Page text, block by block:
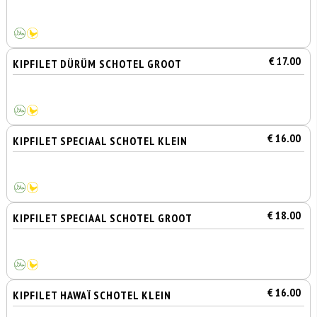
KIPFILET DÜRÜM SCHOTEL GROOT € 17.00
KIPFILET SPECIAAL SCHOTEL KLEIN € 16.00
KIPFILET SPECIAAL SCHOTEL GROOT € 18.00
KIPFILET HAWAÏ SCHOTEL KLEIN € 16.00